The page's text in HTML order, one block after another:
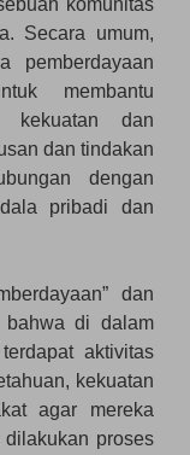
Secara umum,
pemberdayaan
membantu
kekuatan dan
dan tindakan
dengan
pribadi dan
dan
bahwa di dalam
aktivitas
kekuatan
agar mereka
proses